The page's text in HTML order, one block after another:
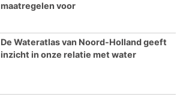
maatregelen voor
De Wateratlas van Noord-Holland geeft
inzicht in onze relatie met water